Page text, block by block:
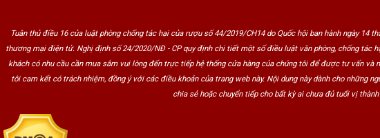
Tuân thủ điều 16 của luật phòng chống tác hại của rượu số 44/2019/CH14 do Quốc hội ban hành ngày 14
thương mại điện tử. Nghị định số 24/2020/NĐ - CP quy định chi tiết một số điều luật văn phòng, chống tác
khách có nhu cầu cần mua sắm vui lòng đến trực tiếp hệ thống cửa hàng của chúng tôi để được tư vấn và
tôi cam kết có trách nhiệm, đồng ý với các điều khoản của trang web này. Nội dung này dành cho những
chia sẻ hoặc chuyển tiếp cho bất kỳ ai chưa đủ tuổi vị